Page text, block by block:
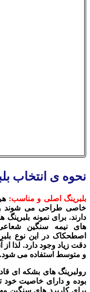
نحوه ی انتخاب
بلبرینگ اصلی و مناسب:
خاصی طراحی می‌ شوند و
دارند. برای نمونه
های نیمه‌ سنگین
اصطحکاک در این نوع
دقت زیاد وجود دارد. لذا
و متوسط استفاده می‌ شود.
رولبرینگ های بشکه‌ ای
بوده و دارای خاصیت خود